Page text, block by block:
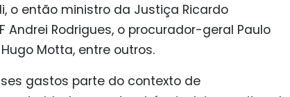
o então ministro da Justiça Ricardo
Andrei Rodrigues, o procurador-geral Paulo
Motta, entre outros.
gastos parte do contexto de